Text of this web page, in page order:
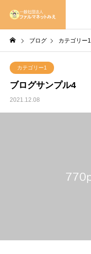
ブログ カテゴリー1
カテゴリー1
ブログサンプル4
2021.12.08